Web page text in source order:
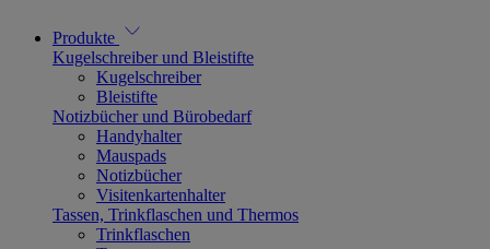
Produkte
Kugelschreiber und Bleistifte
Kugelschreiber
Bleistifte
Notizbücher und Bürobedarf
Handyhalter
Mauspads
Notizbücher
Visitenkartenhalter
Tassen, Trinkflaschen und Thermos
Trinkflaschen